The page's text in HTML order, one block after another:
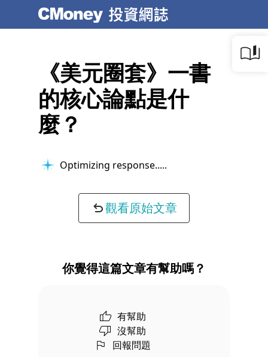
《美元圈套》一書
的核心論點是什
麼？
Optimizing response...
觀看原始文章
你覺得這篇文章有幫助嗎？
有幫助
沒幫助
回報問題